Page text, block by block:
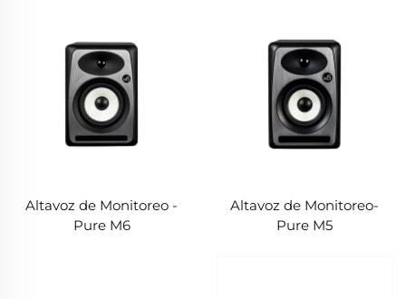
Altavoz de Monitoreo -
Pure M6
Altavoz de Monitoreo-
Pure M5